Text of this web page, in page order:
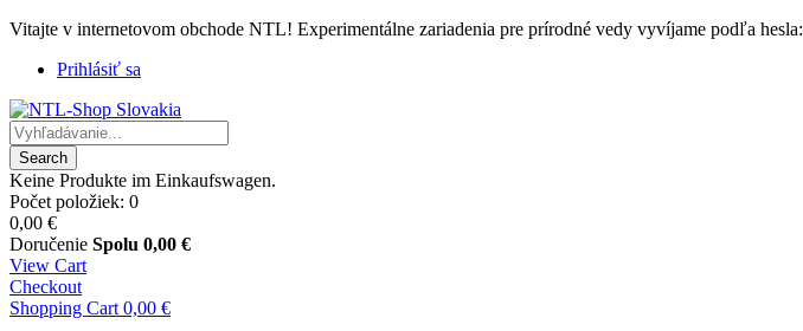
Vitajte v internetovom obchode NTL! Experimentálne zariadenia pre prírodné vedy vyvíjame podľa hesla:
Prihlásiť sa
Search
Keine Produkte im Einkaufswagen.
Počet položiek: 0
0,00 €
Doručenie Spolu 0,00 €
View Cart
Checkout
Shopping Cart 0,00 €